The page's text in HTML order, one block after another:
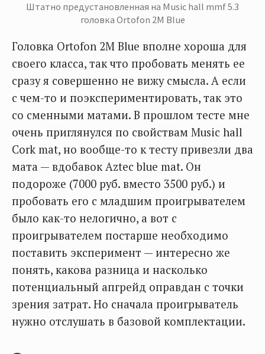
Штатно предустановленная на Music hall mmf 5.3
головка Ortofon 2M Blue
Головка Ortofon 2M Blue вполне хороша для
своего класса, так что пробовать менять ее
сразу я совершенно не вижу смысла. А если
с чем-то и поэкспериментировать, так это
со сменными матами. В прошлом тесте мне
очень приглянулся по свойствам Music hall
Cork mat, но вообще-то к тесту привезли два
мата — вдобавок Aztec blue mat. Он
подороже (7000 руб. вместо 3500 руб.) и
пробовать его с младшим проигрывателем
было как-то нелогично, а вот с
проигрывателем постарше необходимо
поставить эксперимент — интересно же
понять, какова разница и насколько
потенциальный апгрейд оправдан с точки
зрения затрат. Но сначала проигрыватель
нужно отслушать в базовой комплектации.